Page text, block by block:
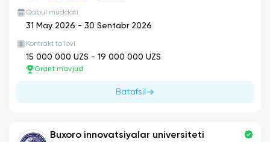
Qabul muddati
31 May 2026 - 30 Sentabr 2026
Kontrakt to'lovi
15 000 000 UZS - 19 000 000 UZS
Grant mavjud
Batafsil
Buxoro innovatsiyalar universiteti